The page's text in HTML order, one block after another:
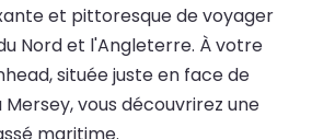
et pittoresque de voyager
Nord et l'Angleterre. À votre
située juste en face de
Mersey, vous découvrirez une